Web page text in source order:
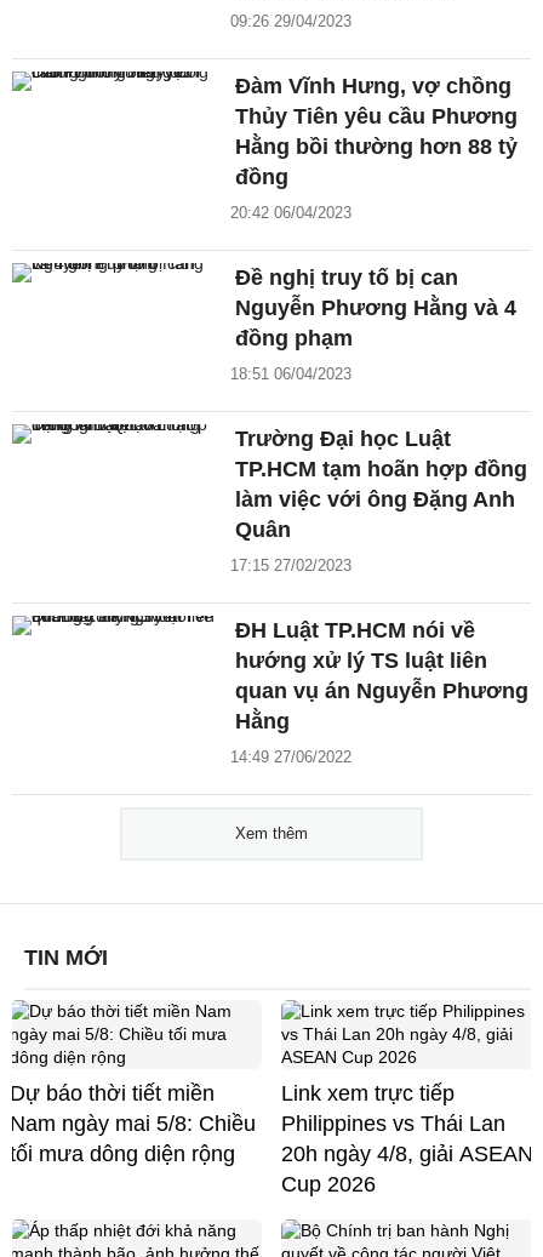
09:26 29/04/2023
Đàm Vĩnh Hưng, vợ chồng
Thủy Tiên yêu cầu Phương
Hằng bồi thường hơn 88 tỷ
đồng
20:42 06/04/2023
Đề nghị truy tố bị can
Nguyễn Phương Hằng và 4
đồng phạm
18:51 06/04/2023
Trường Đại học Luật
TP.HCM tạm hoãn hợp đồng
làm việc với ông Đặng Anh
Quân
17:15 27/02/2023
ĐH Luật TP.HCM nói về
hướng xử lý TS luật liên
quan vụ án Nguyễn Phương
Hằng
14:49 27/06/2022
Xem thêm
TIN MỚI
Dự báo thời tiết miền
Nam ngày mai 5/8: Chiều
tối mưa dông diện rộng
Link xem trực tiếp
Philippines vs Thái Lan
20h ngày 4/8, giải ASEAN
Cup 2026